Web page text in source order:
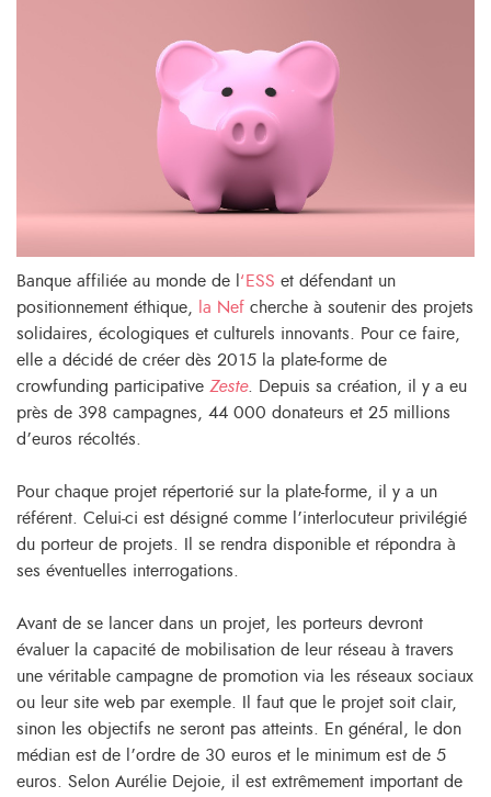
Banque affiliée au monde de l ‘ESS et défendant un
positionnement éthique,
la Nef cherche à soutenir des projets
solidaires, écologiques et culturels innovants. Pour ce faire,
elle a décidé de créer dès 2015 la plate-forme de
crowfunding participative Zeste.
Depuis sa création, il y a eu
près de 398 campagnes, 44 000 donateurs et 25 millions
d’euros récoltés.
Pour chaque projet répertorié sur la plate-forme, il y a un
référent. Celui-ci est désigné comme l’interlocuteur privilégié
du porteur de projets. Il se rendra disponible et répondra à
ses éventuelles interrogations.
Avant de se lancer dans un projet, les porteurs devront
évaluer la capacité de mobilisation de leur réseau à travers
une véritable campagne de promotion via les réseaux sociaux
ou leur site web par exemple. Il faut que le projet soit clair,
sinon les objectifs ne seront pas atteints. En général, le don
médian est de l’ordre de 30 euros et le minimum est de 5
euros. Selon Aurélie Dejoie, il est extrêmement important de